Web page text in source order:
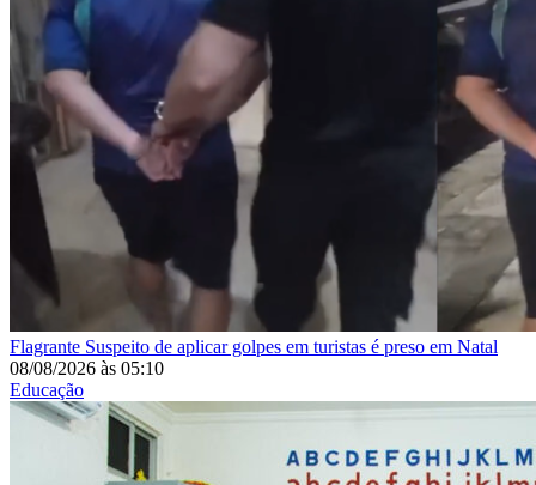
Flagrante Suspeito de aplicar golpes em turistas é preso em Natal
08/08/2026 às 05:10
Educação